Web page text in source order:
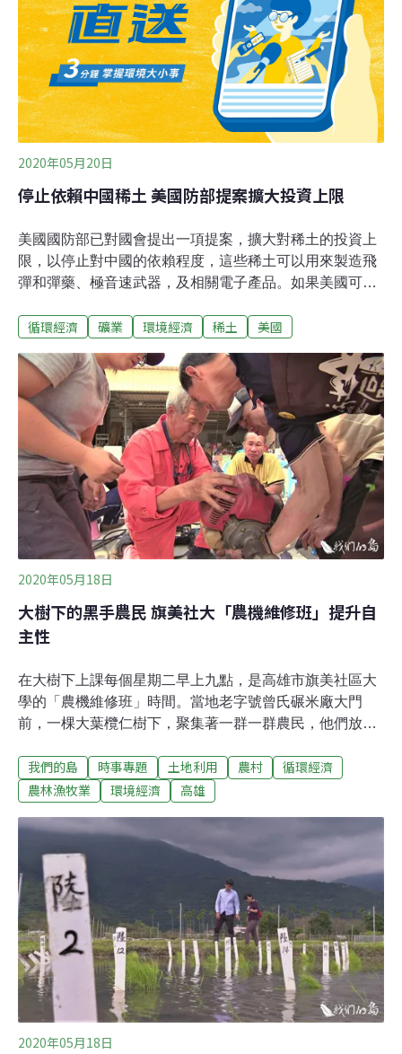
2020年05月20日
停止依賴中國稀土 美國防部提案擴大投資上限
美國國防部已對國會提出一項提案，擴大對稀土的投資上
限，以停止對中國的依賴程度，這些稀土可以用來製造飛
彈和彈藥、極音速武器，及相關電子產品。如果美國可以
低。根據《國防新聞》報導，美國國防部希望提高《國防
元（約新台幣523億），在微電子晶片上增至3.5億美元
（約新台幣104億），當涉及到極音速武器時，將會沒有
上限。據悉，此提案已於本月初提出，已納入國會正在起
草的年度國防政策法案。美國防部副部長洛德（Ellen
Lord）去年8月曾表示，國防部正與澳洲進行談判，要求
其為美軍提供稀土。澳洲Lynas公司擁有稀土礦，同時在
馬來西亞也有精煉廠，可能是此計劃的核心。
循環經濟 礦業 環境經濟 稀土 美國
2020年05月18日
大樹下的黑手農民 旗美社大「農機維修班」提升自
主性
在大樹下上課每個星期二早上九點，是高雄市旗美社區大
學的「農機維修班」時間。當地老字號曾氏碾米廠大門
前，一棵大葉欖仁樹下，聚集著一群一群農民，他們放下
80的老人家，容光煥發、精神抖擻，穿著一身專業的橘色
工人裝，他就是這門課的老師陳光輝。原本在屏東科技大
是南部各社大爭相競邀的熱門講師。旗美社區大學校長張
正揚表示，陳老師是很特別的人，退休之後主動到農村社
區指導農機修理。從2013年春季班開始，旗美社區大學首
度舉辦小型農業機械保養與改良課程，簡稱農機維修班，
今年邁入第八年。而在農村上課，教室不一定是室內，尤
其是農機維修班，常常需要發動引擎測試，聲音大、空氣
差，戶外是最好的選擇。修農機提升務農性農機是農民的
生財工具，從種植、施肥、灑藥到採收，樣樣都少不了
它，不過機械的保養維修，農民過去只能仰賴農機行。
我們的島 時事專題 土地利用 農村
循環經濟
農林漁牧業
環境經濟 高雄
2020年05月18日